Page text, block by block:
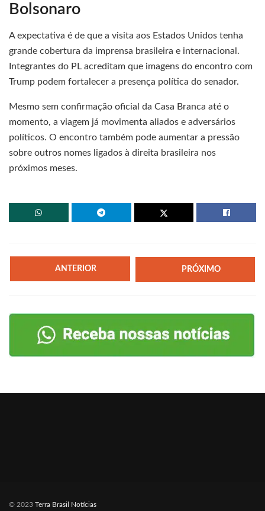
Bolsonaro
A expectativa é de que a visita aos Estados Unidos tenha
grande cobertura da imprensa brasileira e internacional.
Integrantes do PL acreditam que imagens do encontro com
Trump podem fortalecer a presença política do senador.
Mesmo sem confirmação oficial da Casa Branca até o
momento, a viagem já movimenta aliados e adversários
políticos. O encontro também pode aumentar a pressão
sobre outros nomes ligados à direita brasileira nos
próximos meses.
ANTERIOR PRÓXIMO
© 2023 Terra Brasil Notícias